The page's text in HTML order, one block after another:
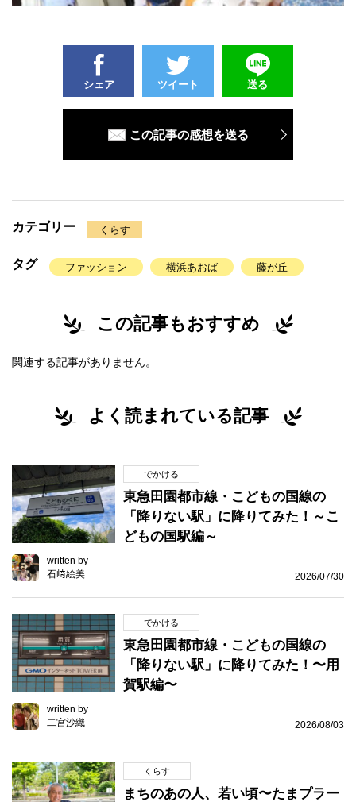
シェア ツイート 送る
この記事の感想を送る
カテゴリー くらす
タグ ファッション 横浜あおば 藤が丘
この記事もおすすめ
関連する記事がありません。
よく読まれている記事
でかける
東急田園都市線・こどもの国線の
「降りない駅」に降りてみた！～こ
どもの国駅編～
written by
石﨑絵美
2026/07/30
でかける
東急田園都市線・こどもの国線の
「降りない駅」に降りてみた！〜用
賀駅編〜
written by
二宮沙織
2026/08/03
くらす
まちのあの人、若い頃〜たまプラー